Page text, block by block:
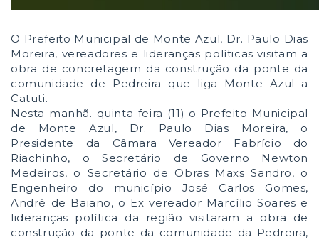
O Prefeito Municipal de Monte Azul, Dr. Paulo Dias
Moreira, vereadores e lideranças políticas visitam a
obra de concretagem da construção da ponte da
comunidade de Pedreira que liga Monte Azul a
Catuti.
Nesta manhã. quinta-feira (11) o Prefeito Municipal
de Monte Azul, Dr. Paulo Dias Moreira, o
Presidente da Câmara Vereador Fabrício do
Riachinho, o Secretário de Governo Newton
Medeiros, o Secretário de Obras Maxs Sandro, o
Engenheiro do município José Carlos Gomes,
André de Baiano, o Ex vereador Marcílio Soares e
lideranças política da região visitaram a obra de
construção da ponte da comunidade da Pedreira,